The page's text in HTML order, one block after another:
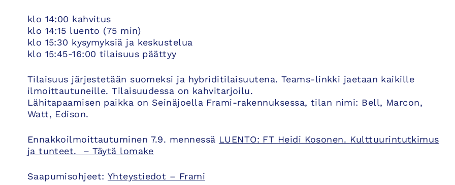
klo 14:00 kahvitus
klo 14:15 luento (75 min)
klo 15:30 kysymyksiä ja keskustelua
klo 15:45-16:00 tilaisuus päättyy
Tilaisuus järjestetään suomeksi ja hybriditilaisuutena. Teams-linkki jaetaan kaikille
ilmoittautuneille. Tilaisuudessa on kahvitarjoilu.
Lähitapaamisen paikka on Seinäjoella Frami-rakennuksessa, tilan nimi: Bell, Marcon,
Watt, Edison.
Ennakkoilmoittautuminen 7.9. mennessä LUENTO: FT Heidi Kosonen. Kulttuurintutkimus
ja tunteet. – Täytä lomake
Saapumisohjeet: Yhteystiedot – Frami